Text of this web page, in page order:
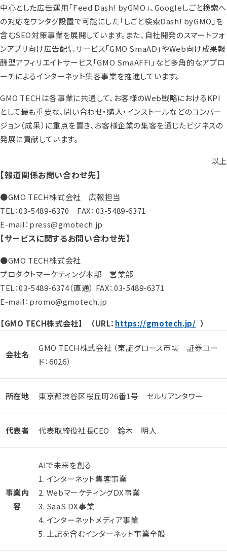
中心とした広告運用「Feed Dash! byGMO」、Googleしごと検索へ
の対応をワンタグ設置で可能にした「しごと検索Dash! byGMO」を
含むSEO対策事業を展開しています。また、自社開発のスマートフォ
ンアプリ向け広告配信サービス「GMO SmaAD」やWeb向け成果報
酬型アフィリエイトサービス「GMO SmaAFFi」など多角的なアプロ
ーチによるインターネット集客事業を推進しています。
GMO TECHは各事業に共通して、お客様のWeb戦略におけるKPI
として最も重要な、問い合わせ・購入・インストールなどのコンバー
ジョン（成果）に重点を置き、お客様企業の集客を通じたビジネスの
発展に貢献しています。
以上
【報道関係お問い合わせ先】
●GMO TECH株式会社 広報担当
TEL：03-5489-6370 FAX：03-5489-6371
E-mail：press@gmotech.jp
【サービスに関するお問い合わせ先】
●GMO TECH株式会社
プロダクトマーケティング本部 営業部
TEL：03-5489-6374（直通） FAX：03-5489-6371
E-mail：promo@gmotech.jp
【GMO TECH株式会社】 （URL： https://gmotech.jp/ ）
会社名
GMO TECH株式会社 （東証グロース市場 証券コー
ド：6026）
所在地 東京都渋谷区桜丘町26番1号 セルリアンタワー
代表者 代表取締役社長CEO 鈴木 明人
事業内
容
AIで未来を創る
1. インターネット集客事業
2. WebマーケティングDX事業
3. SaaS DX事業
4. インターネットメディア事業
5. 上記を含むインターネット事業全般